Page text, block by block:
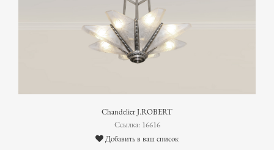
Chandelier J.ROBERT
Ссылка: 16616
Добавить в ваш список